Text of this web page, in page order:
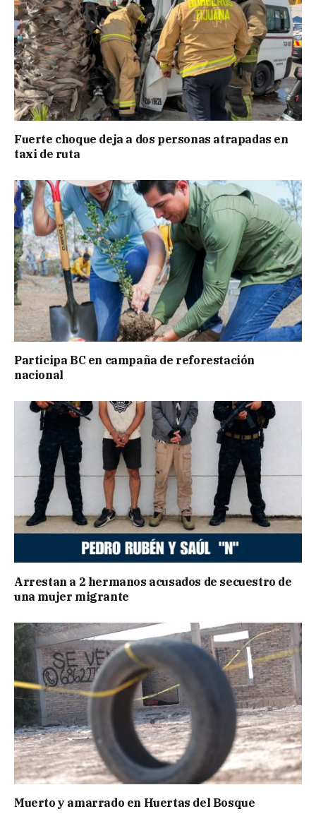
Fuerte choque deja a dos personas atrapadas en
taxi de ruta
Participa BC en campaña de reforestación
nacional
Arrestan a 2 hermanos acusados de secuestro de
una mujer migrante
Muerto y amarrado en Huertas del Bosque